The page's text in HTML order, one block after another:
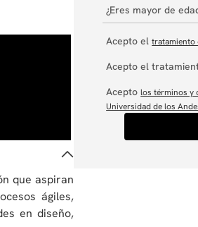
que aspiran
ágiles,
en diseño,
¿Eres mayor de
Acepto eltratamiento
Acepto el
Aceptolos términos y
Universidad de los